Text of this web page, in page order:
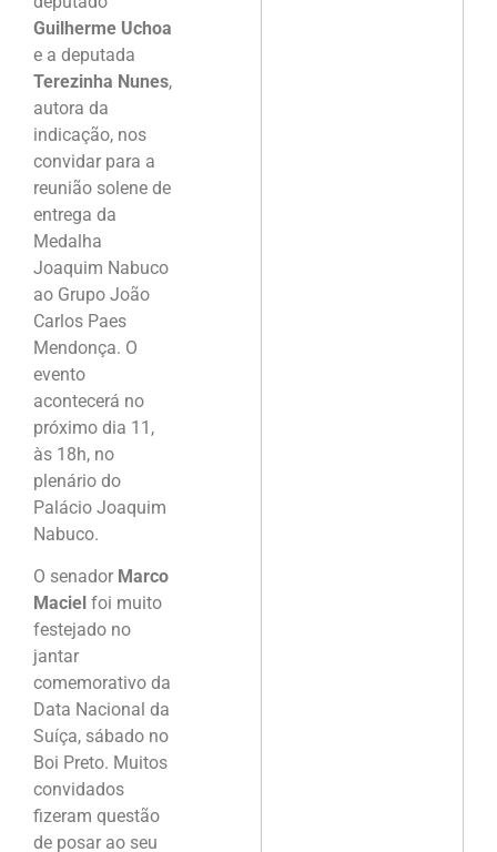
Guilherme Uchoa
e a deputada
Terezinha Nunes,
autora da
indicação, nos
convidar para a
reunião solene de
entrega da
Medalha
Joaquim Nabuco
ao Grupo João
Carlos Paes
Mendonça. O
evento
acontecerá no
próximo dia 11,
às 18h, no
plenário do
Palácio Joaquim
Nabuco.
O senador Marco
Maciel foi muito
festejado no
jantar
comemorativo da
Data Nacional da
Suíça, sábado no
Boi Preto. Muitos
convidados
fizeram questão
de posar ao seu